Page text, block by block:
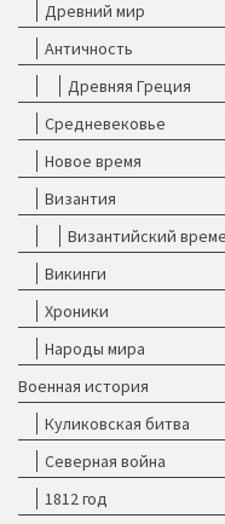
Древний мир
Античность
Древняя Греция
Средневековье
Новое время
Византия
Византийский
Викинги
Хроники
Народы мира
Военная история
Куликовская битва
Северная война
1812 год